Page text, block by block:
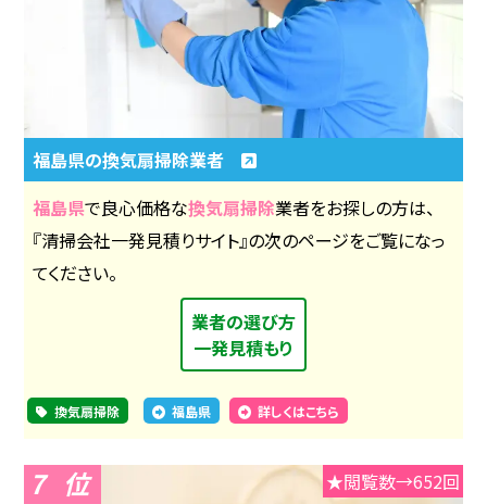
福島県の換気扇掃除業者
福島県で良心価格な換気扇掃除業者をお探しの方は、
『清掃会社一発見積りサイト』の次のページをご覧になっ
てください。
業者の選び方
一発見積もり
換気扇掃除 福島県 詳しくはこちら
7 ★閲覧数→652回